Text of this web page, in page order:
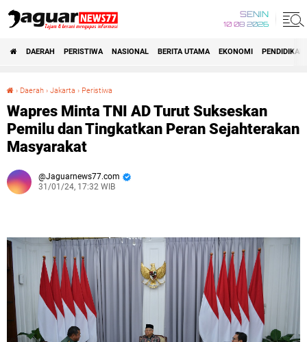
SENIN
10 08 2026
DAERAH PERISTIWA NASIONAL BERITA UTAMA EKONOMI PENDIDIKAN
› Daerah › Jakarta › Peristiwa
Wapres Minta TNI AD Turut Sukseskan
Pemilu dan Tingkatkan Peran Sejahterakan
Masyarakat
Jaguarnews77.com
31/01/24, 17:32 WIB